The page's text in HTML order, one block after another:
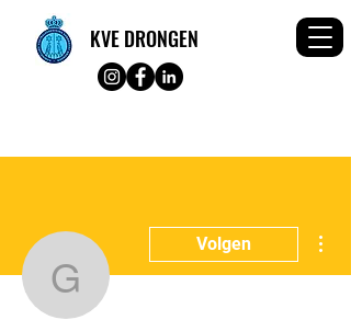
KVE DRONGEN
gamblex
Volgen